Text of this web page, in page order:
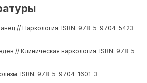
// Наркология. ISBN: 978-5-9704-5423-
// Клиническая наркология. ISBN: 978-5-
ISBN: 978-5-9704-1601-3